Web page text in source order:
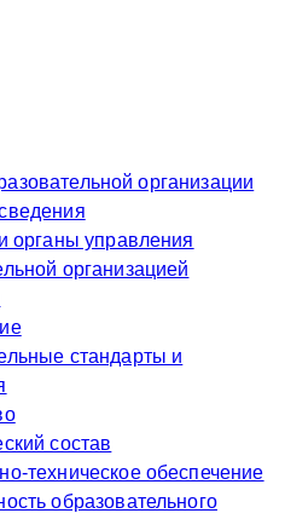
организации
органы управления
организацией
стандарты и
состав
техническое обеспечение
образовательного